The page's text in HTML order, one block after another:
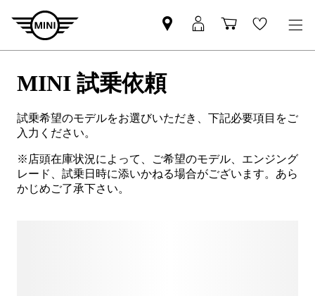
MINI 試乗依頼
試乗希望のモデルをお選びいただき、下記必要項目をご
入力ください。
※店頭在庫状況によって、ご希望のモデル、エンジング
レード、試乗日時に添いかねる場合がございます。あら
かじめご了承下さい。